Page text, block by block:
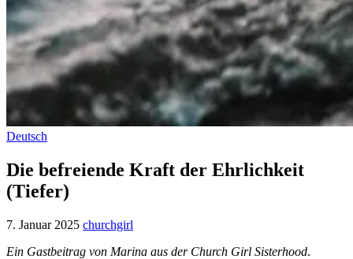
Deutsch
Die befreiende Kraft der Ehrlichkeit
(Tiefer)
7. Januar 2025 churchgirl
Ein Gastbeitrag von Marina aus der Church Girl Sisterhood.